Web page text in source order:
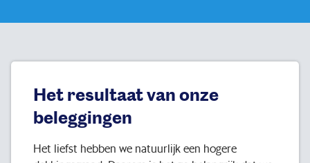
Het resultaat van onze
beleggingen
Het liefst hebben we natuurlijk een hogere